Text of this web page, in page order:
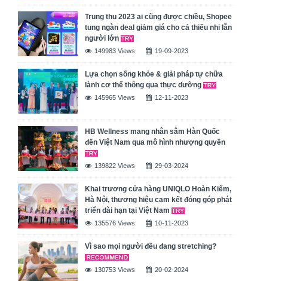
Trung thu 2023 ai cũng được chiều, Shopee
tung ngàn deal giảm giá cho cả thiếu nhi lẫn
người lớn
149983 Views 19-09-2023
Lựa chọn sống khỏe & giải pháp tự chữa
lành cơ thể thông qua thực dưỡng
145965 Views 12-11-2023
HB Wellness mang nhân sâm Hàn Quốc
đến Việt Nam qua mô hình nhượng quyền
139822 Views 29-03-2024
Khai trương cửa hàng UNIQLO Hoàn Kiếm,
Hà Nội, thương hiệu cam kết đóng góp phát
triển dài hạn tại Việt Nam
135576 Views 10-11-2023
Vì sao mọi người đều đang stretching?
130753 Views 20-02-2024